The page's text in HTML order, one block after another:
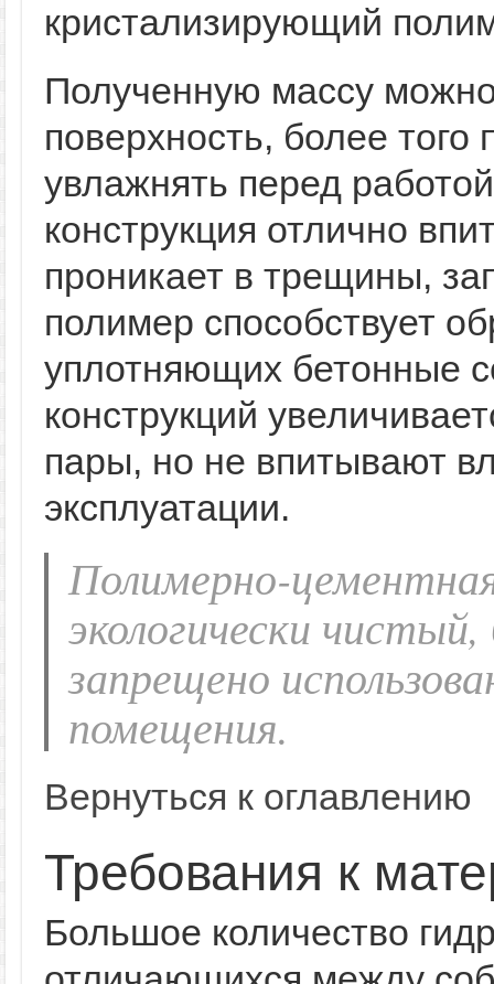
кристализирующий
Полученную массу
поверхность, более
увлажнять перед
конструкция отлично
проникает в трещины,
полимер способствует
уплотняющих бетонные
конструкций
пары, но не впитывают
эксплуатации.
Полимерно-
экологически
запрещено
помещения.
Вернуться к оглавлению
Требования к
Большое количество